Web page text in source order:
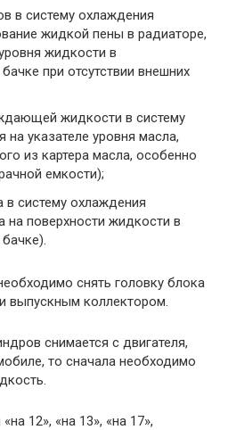
в систему охлаждения
жидкой пены в радиаторе,
жидкости в
при отсутствии внешних
жидкости в систему
на указателе уровня масла,
из картера масла, особенно
емкости);
в систему охлаждения
на поверхности жидкости в
снять головку блока
выпускным коллектором.
снимается с двигателя,
то сначала необходимо
12», «на 13», «на 17»,